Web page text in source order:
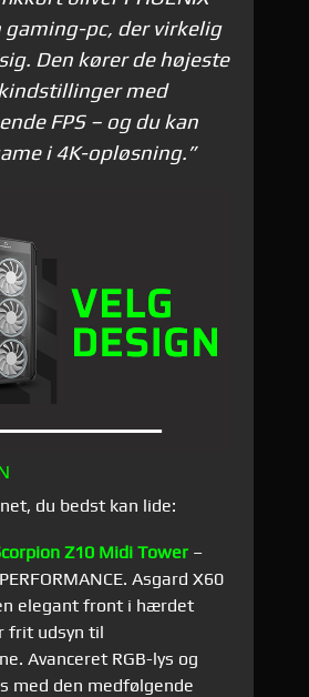
gaming-pc, der virkelig
Den kører de højeste
med
FPS – og du kan
i 4K-opløsning.”
du bedst kan lide:
Z10 Midi Tower –
Asgard X60
elegant front i hærdet
frit udsyn til
Avanceret RGB-lys og
med den medfølgende